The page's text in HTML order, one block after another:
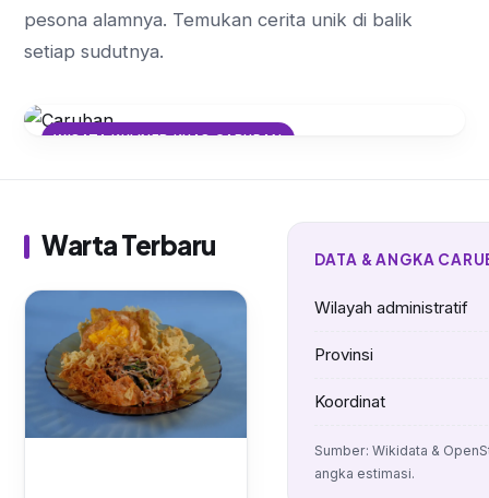
pesona alamnya. Temukan cerita unik di balik
setiap sudutnya.
WISATA KULINER KHAS CARUBAN
Menggugah Selera
Warta Terbaru DATA & ANGKA
Wilayah administratif
Provinsi
Koordinat
Sumber: Wikidata &
angka estimasi.